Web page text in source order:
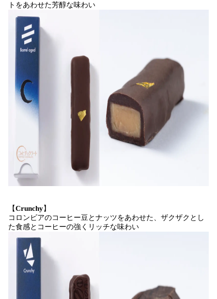
トをあわせた芳醇な味わい
【Crunchy】
コロンビアのコーヒー豆とナッツをあわせた、ザクザクとし
た食感とコーヒーの強くリッチな味わい